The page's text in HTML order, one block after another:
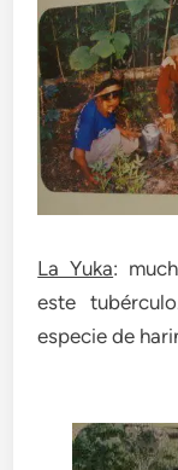
La Yuka:
este
especie de